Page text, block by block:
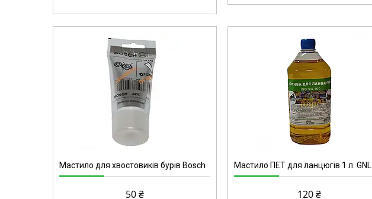
Мастило для хвостовиків бурів Bosch
50 ₴
6375
Мастило ПЕТ для ланцюгів 1 л. GNL
120 ₴
7380